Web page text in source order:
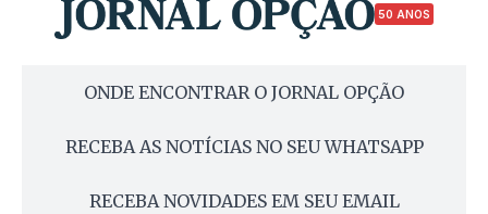
50 ANOS
ONDE ENCONTRAR O JORNAL OPÇÃO
RECEBA AS NOTÍCIAS NO SEU WHATSAPP
RECEBA NOVIDADES EM SEU EMAIL